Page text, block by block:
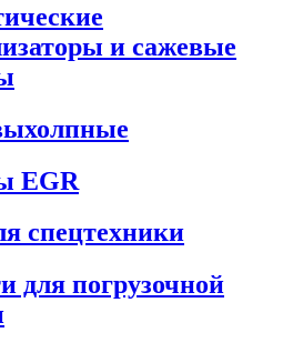
и сажевые
EGR
спецтехники
для погрузочной